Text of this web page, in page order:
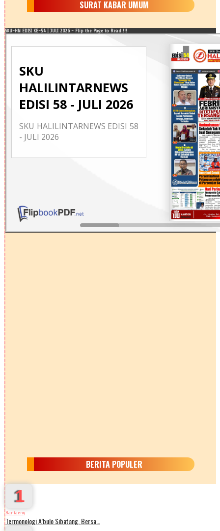
SURAT KABAR UMUM
SKU-HN EDISI KE-54 | JULI 2026 - Flip the Page to Read !!!
BERITA POPULER
1
Bantaeng
Termonologi A’bulo Sibatang, Bersa…